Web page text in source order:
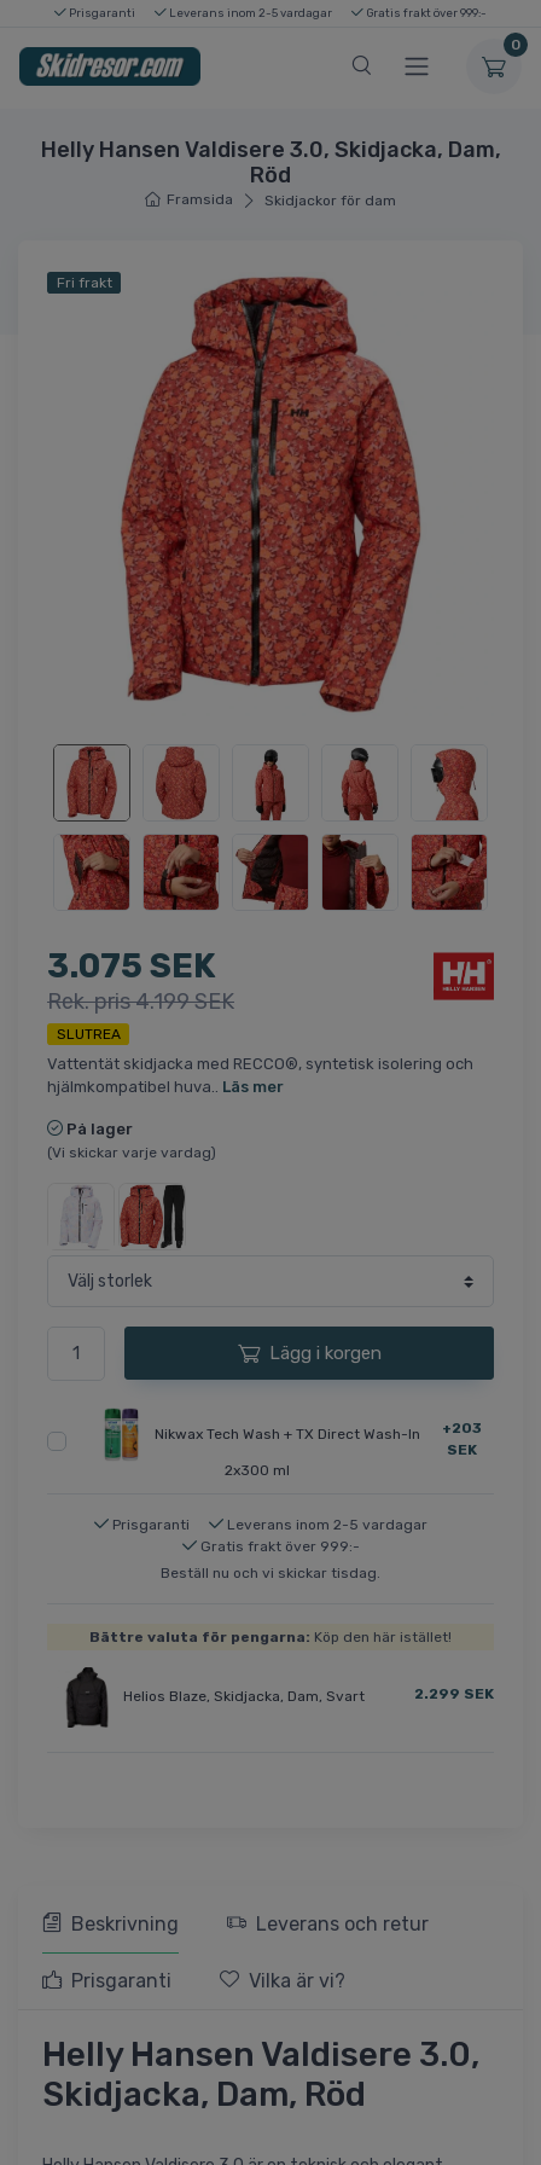
Prisgaranti Leverans inom 2-5 vardagar Gratis frakt över 999:-
0
Helly Hansen Valdisere 3.0, Skidjacka, Dam,
Röd
Framsida Skidjackor för dam
Fri frakt
3.075 SEK
Rek. pris 4.199 SEK
SLUTREA
Vattentät skidjacka med RECCO®, syntetisk isolering och
hjälmkompatibel huva.. Läs mer
På lager
(Vi skickar varje vardag)
Lägg i korgen
Nikwax Tech Wash + TX Direct Wash-In
2x300 ml
+203
SEK
Prisgaranti
Leverans inom 2-5 vardagar
Gratis frakt över 999:-
Beställ nu och vi skickar tisdag.
Bättre valuta för pengarna: Köp den här istället!
Helios Blaze, Skidjacka, Dam, Svart 2.299 SEK
Beskrivning Leverans och retur
Prisgaranti Vilka är vi?
Helly Hansen Valdisere 3.0,
Skidjacka, Dam, Röd